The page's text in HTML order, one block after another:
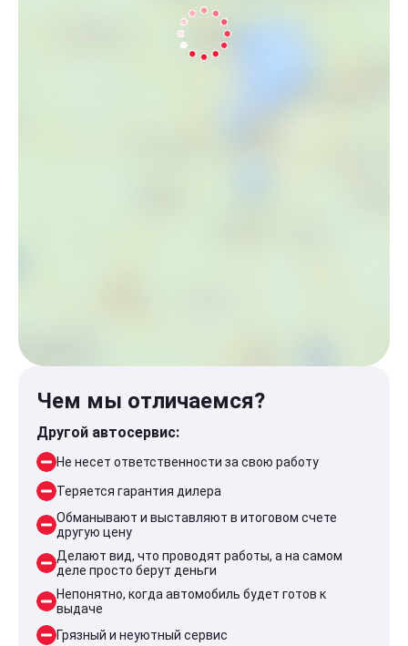
Чем мы отличаемся?
Другой автосервис:
Не несет ответственности за свою работу
Теряется гарантия дилера
Обманывают и выставляют в итоговом счете
другую цену
Делают вид, что проводят работы, а на самом
деле просто берут деньги
Непонятно, когда автомобиль будет готов к
выдаче
Грязный и неуютный сервис